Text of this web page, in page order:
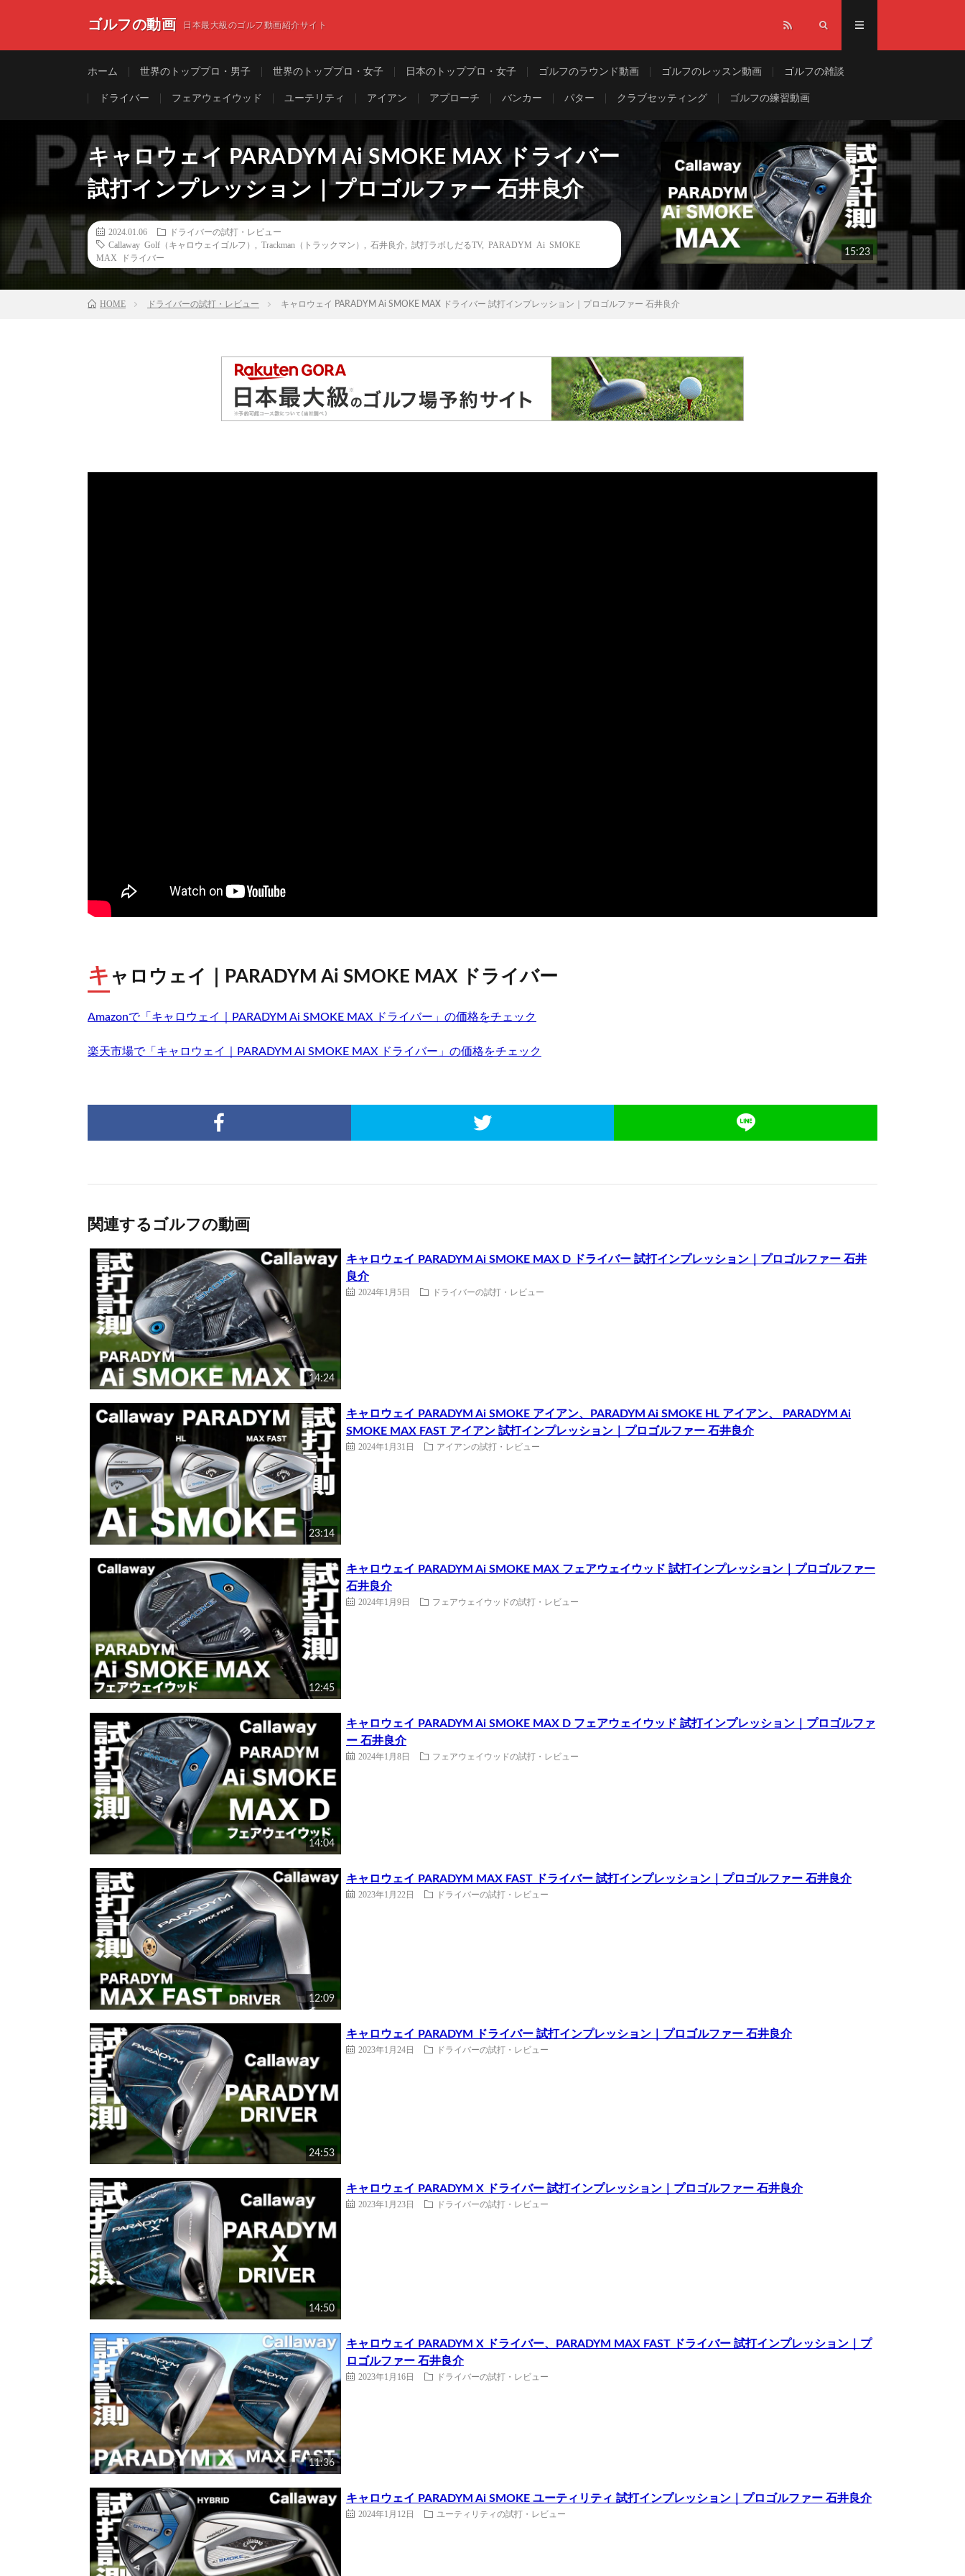
ゴルフの動画 日本最大級のゴルフ動画紹介サイト
ホーム 世界のトッププロ・男子 世界のトッププロ・女子 日本のトッププロ・女子 ゴルフのラウンド動画 ゴルフのレッスン動画 ゴルフの雑談
ドライバー フェアウェイウッド ユーテリティ アイアン アプローチ バンカー パター クラブセッティング ゴルフの練習動画
キャロウェイ PARADYM Ai SMOKE MAX ドライバー
試打インプレッション｜プロゴルファー 石井良介
2024.01.06
ドライバーの試打・レビュー
Callaway Golf（キャロウェイゴルフ）
Trackman（トラックマン） 石井良介 試打ラボしだるTV, PARADYM Ai SMOKE
MAX ドライバー
15:23
HOME ドライバーの試打・レビュー キャロウェイ PARADYM Ai SMOKE MAX ドライバー 試打インプレッション｜プロゴルファー 石井良介
キ ャロウェイ｜PARADYM Ai SMOKE MAX ドライバー
Amazonで「キャロウェイ｜PARADYM Ai SMOKE MAX ドライバー」の価格をチェック
楽天市場で「キャロウェイ｜PARADYM Ai SMOKE MAX ドライバー」の価格をチェック
関連するゴルフの動画
14:24
キャロウェイ PARADYM Ai SMOKE MAX D ドライバー 試打インプレッション｜プロゴルファー 石井
良介
2024年1月5日 ドライバーの試打・レビュー
23:14
キャロウェイ PARADYM Ai SMOKE アイアン、PARADYM Ai SMOKE HL アイアン、 PARADYM Ai
SMOKE MAX FAST アイアン 試打インプレッション｜プロゴルファー 石井良介
2024年1月31日 アイアンの試打・レビュー
12:45
キャロウェイ PARADYM Ai SMOKE MAX フェアウェイウッド 試打インプレッション｜プロゴルファー
石井良介
2024年1月9日 フェアウェイウッドの試打・レビュー
14:04
キャロウェイ PARADYM Ai SMOKE MAX D フェアウェイウッド 試打インプレッション｜プロゴルファ
ー 石井良介
2024年1月8日 フェアウェイウッドの試打・レビュー
12:09
キャロウェイ PARADYM MAX FAST ドライバー 試打インプレッション｜プロゴルファー 石井良介
2023年1月22日 ドライバーの試打・レビュー
24:53
キャロウェイ PARADYM ドライバー 試打インプレッション｜プロゴルファー 石井良介
2023年1月24日 ドライバーの試打・レビュー
14:50
キャロウェイ PARADYM X ドライバー 試打インプレッション｜プロゴルファー 石井良介
2023年1月23日 ドライバーの試打・レビュー
11:36
キャロウェイ PARADYM X ドライバー、PARADYM MAX FAST ドライバー 試打インプレッション｜プ
ロゴルファー 石井良介
2023年1月16日 ドライバーの試打・レビュー
キャロウェイ PARADYM Ai SMOKE ユーティリティ 試打インプレッション｜プロゴルファー 石井良介
2024年1月12日 ユーティリティの試打・レビュー